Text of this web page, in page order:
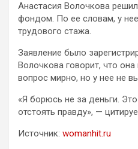
Анастасия Волочкова
фондом. По ее словам, у
трудового стажа.
Заявление было
Волочкова говорит, что
вопрос мирно, но у нее не
«Я борюсь не за деньги.
отстоять правду», —
Источник: womanhit.ru